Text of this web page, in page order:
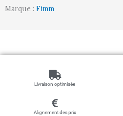
Marque : Fimm
Livraison optimisée
Alignement des prix